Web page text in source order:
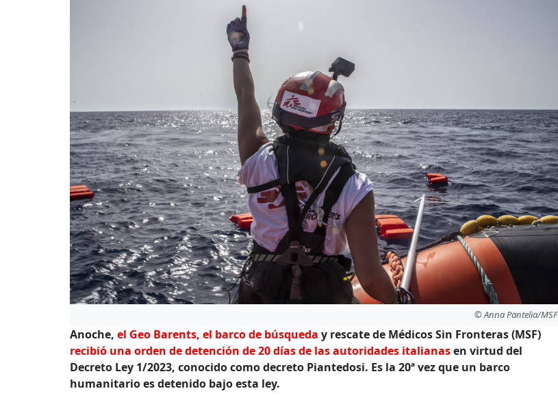
© Anna Pantelia/MSF
Anoche, el Geo Barents, el barco de búsqueda y rescate de Médicos Sin Fronteras (MSF)
recibió una orden de detención de 20 días de las autoridades italianasen virtud del
Decreto Ley 1/2023, conocido como decreto Piantedosi. Es la 20ª vez que un barco
humanitario es detenido bajo esta ley.